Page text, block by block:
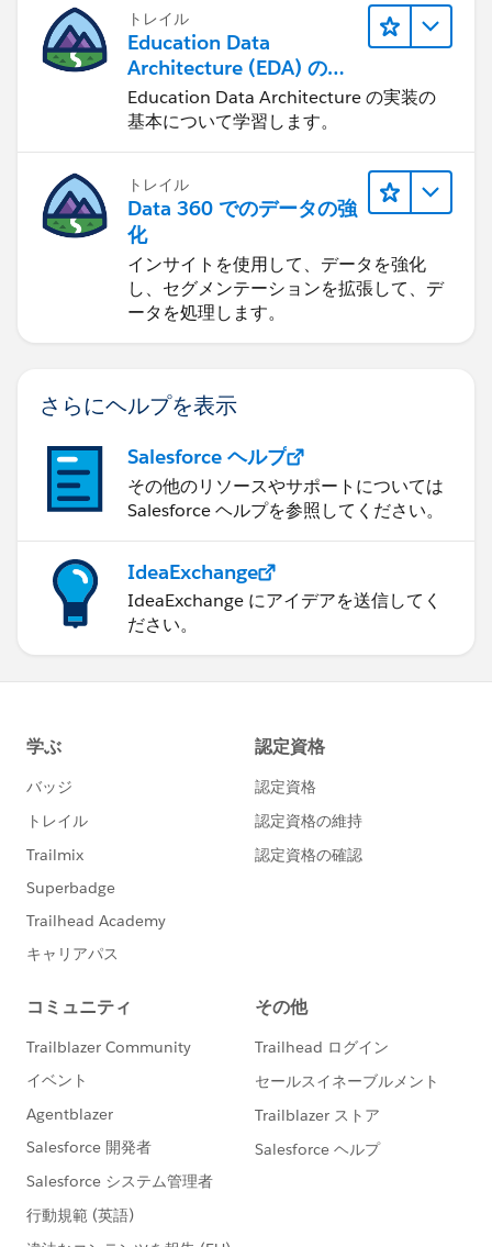
トレイル
Education Data
Architecture (EDA) の管
理
Education Data Architecture の実装の
基本について学習します。
トレイル
Data 360 でのデータの強
化
インサイトを使用して、データを強化
し、セグメンテーションを拡張して、デ
ータを処理します。
さらにヘルプを表示
Salesforce ヘルプ
その他のリソースやサポートについては
Salesforce ヘルプを参照してください。
IdeaExchange
IdeaExchange にアイデアを送信してく
ださい。